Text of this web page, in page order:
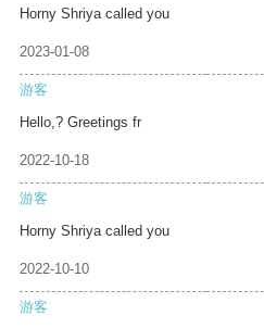
Horny Shriya called you
2023-01-08
游客
Hello,? Greetings fr
2022-10-18
游客
Horny Shriya called you
2022-10-10
游客